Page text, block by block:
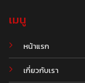
เมนู
หน้าแรก
เกี่ยวกับเรา